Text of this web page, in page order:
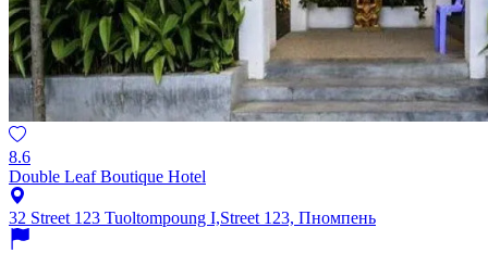
8.6
Double Leaf Boutique Hotel
32 Street 123 Tuoltompoung I,Street 123, Пномпень